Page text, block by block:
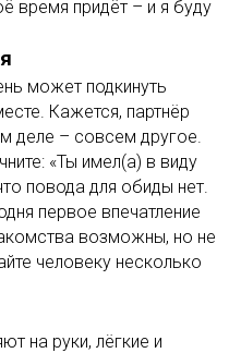
время придёт – и я буду
может подкинуть
Кажется, партнёр
деле – совсем другое.
«Ты имел(а) в виду
повода для обиды нет.
первое впечатление
возможны, но не
человеку несколько
на руки, лёгкие и